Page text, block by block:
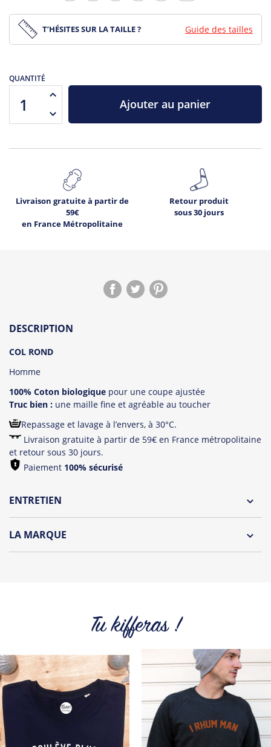
T’HÉSITES SUR LA TAILLE ? Guide des tailles
QUANTITÉ
Ajouter au panier
Livraison gratuite à partir de
59€
en France Métropolitaine
Retour produit
sous 30 jours
DESCRIPTION
COL ROND
Homme
100% Coton biologique pour une coupe ajustée
Truc bien : une maille fine et agréable au toucher
Repassage et lavage à l’envers, à 30°C.
Livraison gratuite à partir de 59€ en France métropolitaine
et retour sous 30 jours.
Paiement 100% sécurisé
ENTRETIEN
LA MARQUE
DIT VIN cherche à se différencier en apportant un travail
soigné sur ces illustrations, et une recherche quand au
rendu grâce au travail de texture de ces dernières.
Se jouant d’expressions ou autres citations avec dérision,
DIT VIN vogue sur les flots festifs et jovials avec un certain
raffinement.
Tous les produits de la marque
Tu kifferas !